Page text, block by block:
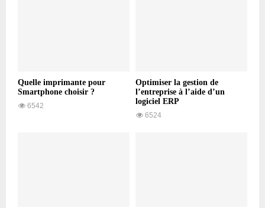
Quelle imprimante pour
Smartphone choisir ?
6542
Optimiser la gestion de
l’entreprise à l’aide d’un
logiciel ERP
6524